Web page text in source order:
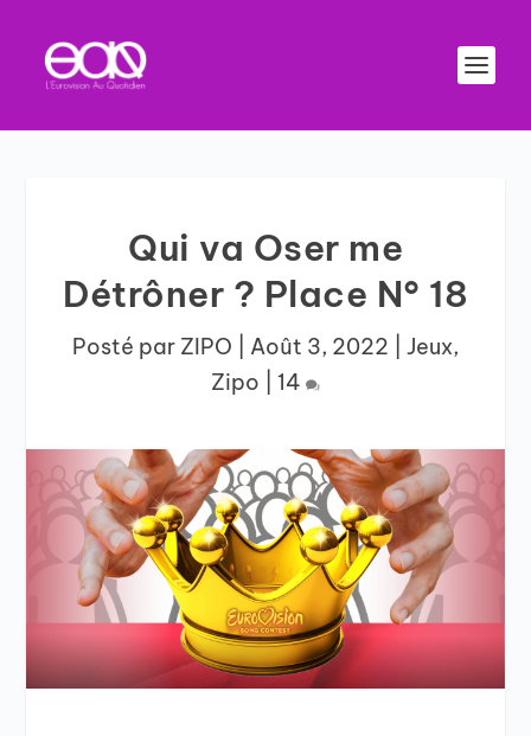
Qui va Oser me
Détrôner ? Place N° 18
Posté par ZIPO Août 3, 2022 Jeux,
Zipo
14